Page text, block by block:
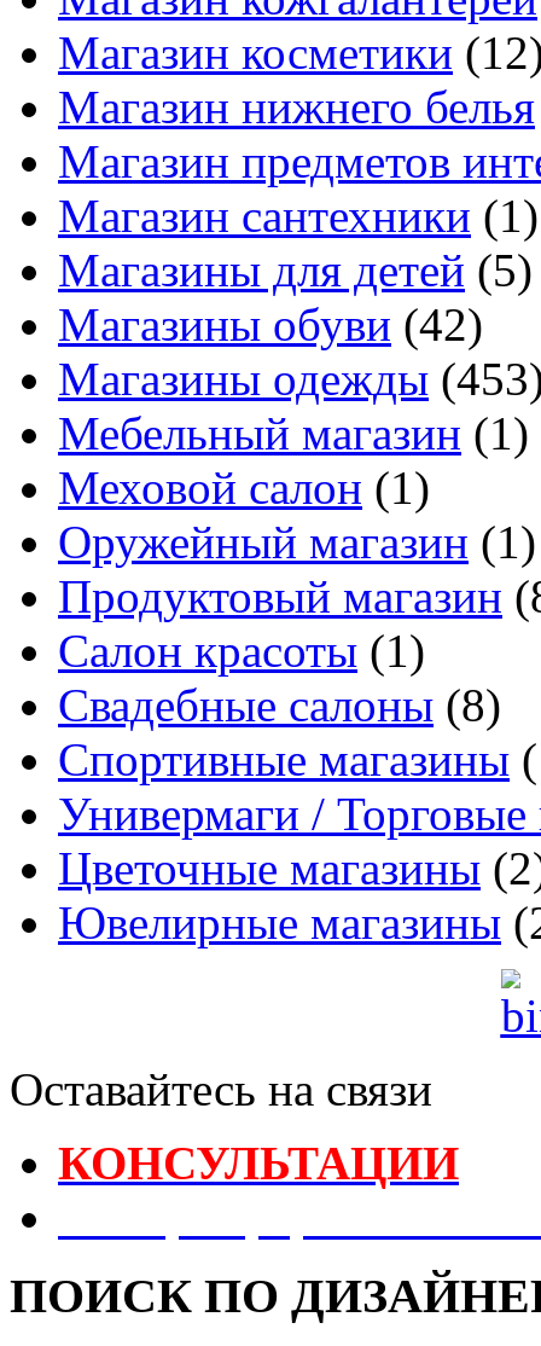
Магазин косметики
Магазин нижнего белья
Магазин предметов
Магазин сантехники (1)
Магазины для детей (5)
Магазины обуви (42)
Магазины одежды
Мебельный магазин (1)
Меховой салон (1)
Оружейный магазин (1)
Продуктовый магазин
Салон красоты (1)
Свадебные салоны (8)
Спортивные магазины
Универмаги /
Цветочные магазины
Ювелирные магазины
Оставайтесь на связи
КОНСУЛЬТАЦИИ
ПОИСК ПО